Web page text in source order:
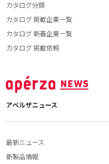
カタログ分類
カタログ 掲載企業一覧
カタログ 新着企業一覧
カタログ 掲載依頼
アペルザニュース
最新ニュース
新製品情報